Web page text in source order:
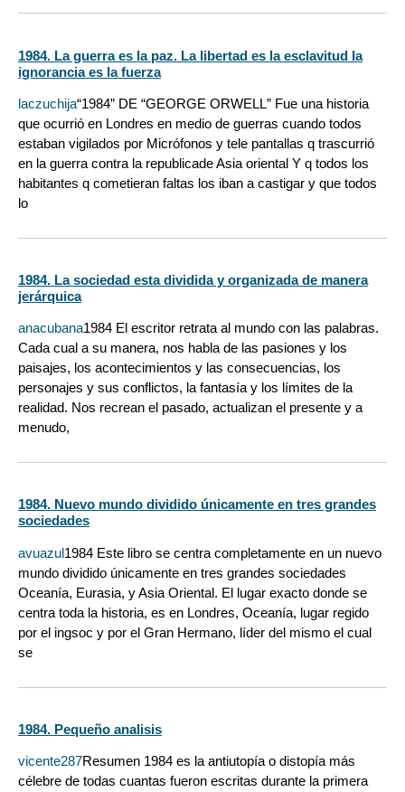
1984. La guerra es la paz. La libertad es la esclavitud la
ignorancia es la fuerza
laczuchija“1984” DE “GEORGE ORWELL” Fue una historia
que ocurrió en Londres en medio de guerras cuando todos
estaban vigilados por Micrófonos y tele pantallas q trascurrió
en la guerra contra la republicade Asia oriental Y q todos los
habitantes q cometieran faltas los iban a castigar y que todos
lo
1984. La sociedad esta dividida y organizada de manera
jerárquica
anacubana1984 El escritor retrata al mundo con las palabras.
Cada cual a su manera, nos habla de las pasiones y los
paisajes, los acontecimientos y las consecuencias, los
personajes y sus conflictos, la fantasía y los límites de la
realidad. Nos recrean el pasado, actualizan el presente y a
menudo,
1984. Nuevo mundo dividido únicamente en tres grandes
sociedades
avuazul1984 Este libro se centra completamente en un nuevo
mundo dividido únicamente en tres grandes sociedades
Oceanía, Eurasia, y Asia Oriental. El lugar exacto donde se
centra toda la historia, es en Londres, Oceanía, lugar regido
por el ingsoc y por el Gran Hermano, líder del mismo el cual
se
1984. Pequeño analisis
vicente287Resumen 1984 es la antiutopía o distopía más
célebre de todas cuantas fueron escritas durante la primera